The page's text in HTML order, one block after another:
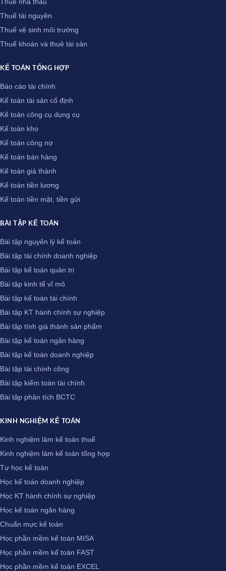
Thuế nhà thầu
Thuế tài nguyên
Thuế vệ sinh môi trường
Thuế khoán và thuê tài sản
KẾ TOÁN TỔNG HỢP
Báo cáo tài chính
Kế toán tài sản cố định
Kế toán công cụ dụng cụ
Kế toán kho
Kế toán công nợ
Kế toán bán hàng
Kế toán giá thành
Kế toán tiền lương
Kế toán tiền mặt, tiền gửi
BÀI TẬP KẾ TOÁN
Bài tập nguyên lý kế toán
Bài tập tài chính doanh nghiệp
Bài tập kế toán quản trị
Bài tập kinh tế vĩ mô
Bài tập kế toán tài chính
Bài tập KT hành chính sự nghiệp
Bài tập tính giá thành sản phẩm
Bài tập kế toán ngân hàng
Bài tập kế toán doanh nghiệp
Bài tập tài chính công
Bài tập kiểm toán tài chính
Bài tập phân tích BCTC
KINH NGHIỆM KẾ TOÁN
Kinh nghiệm làm kế toán thuế
Kinh nghiệm làm kế toán tổng hợp
Tự học kế toán
Học kế toán doanh nghiệp
Học KT hành chính sự nghiệp
Học kế toán ngân hàng
Chuẩn mực kế toán
Học phần mềm kế toán MISA
Học phần mềm kế toán FAST
Học phần mềm kế toán EXCEL